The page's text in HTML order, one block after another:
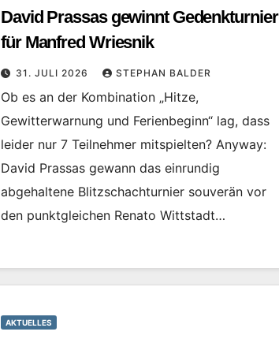
David Prassas gewinnt Gedenkturnier
für Manfred Wriesnik
31. JULI 2026 STEPHAN BALDER
Ob es an der Kombination „Hitze,
Gewitterwarnung und Ferienbeginn“ lag, dass
leider nur 7 Teilnehmer mitspielten? Anyway:
David Prassas gewann das einrundig
abgehaltene Blitzschachturnier souverän vor
den punktgleichen Renato Wittstadt…
AKTUELLES